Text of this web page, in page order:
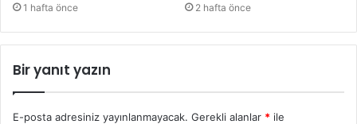
1 hafta önce 2 hafta önce
Bir yanıt yazın
E-posta adresiniz yayınlanmayacak. Gerekli alanlar * ile